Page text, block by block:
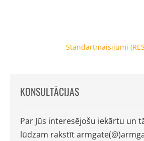
KONSULTĀCIJAS
Par Jūs interesējošu iekārtu un
lūdzam rakstīt
Standartmaisījumi